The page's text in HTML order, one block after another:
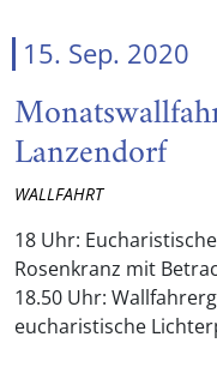
15. Sep. 2020
Lanzendorf
WALLFAHRT
18 Uhr:
Rosenkranz mit
18.50 Uhr:
eucharistische